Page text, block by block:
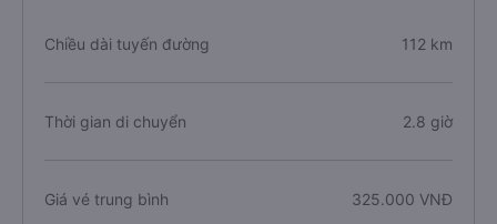
Chiều dài tuyến đường 112 km
Thời gian di chuyển 2.8 giờ
Giá vé trung bình 325.000 VNĐ